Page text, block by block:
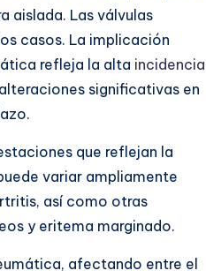
aislada. Las válvulas
casos. La implicación
refleja la alta incidencia
significativas en
que reflejan la
variar ampliamente
así como otras
y eritema marginado.
afectando entre el